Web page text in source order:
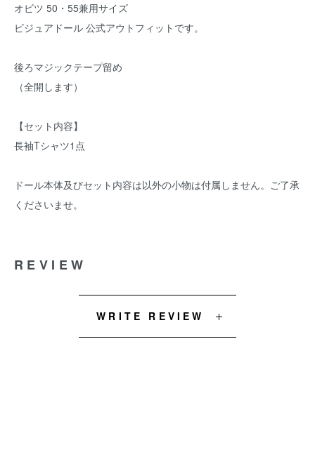
オビツ 50・55兼用サイズ
ビジュアドール 公式アウトフィットです。
後ろマジックテープ留め
（全開します）
【セット内容】
長袖Tシャツ1点
ドール本体及びセット内容は以外の小物は付属しません。ご了承
くださいませ。
REVIEW
WRITE REVIEW